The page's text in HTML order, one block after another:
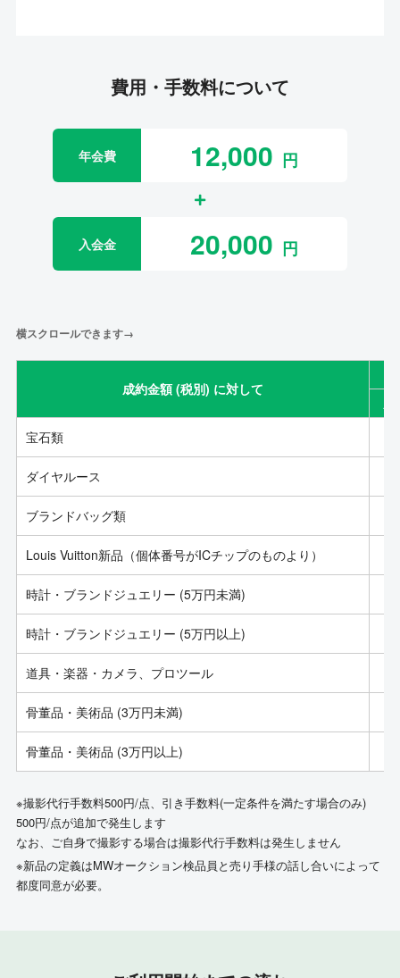
費用・手数料について
年会費 12,000
入会金 20,000
横スクロールできます→
成約金額 (税別) に対して
宝石類
ダイヤルース
ブランドバッグ類
Louis Vuitton新品（個体番号がICチップのものより）
時計・ブランドジュエリー (5万円未満)
時計・ブランドジュエリー (5万円以上)
道具・楽器・カメラ、プロツール
骨董品・美術品 (3万円未満)
骨董品・美術品 (3万円以上)
※撮影代行手数料500円/点、引き手数料(一定条件を満たす場合のみ)
500円/点が追加で発生します
なお、ご自身で撮影する場合は撮影代行手数料は発生しません
※新品の定義はMWオークション検品員と売り手様の話し合いによって
都度同意が必要。